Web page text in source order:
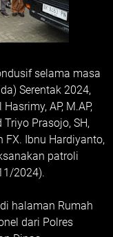
selama masa
Serentak 2024,
AP, M.AP,
Prasojo, SH,
FX. Ibnu Hardiyanto,
patroli
2024).
halaman Rumah
dari Polres